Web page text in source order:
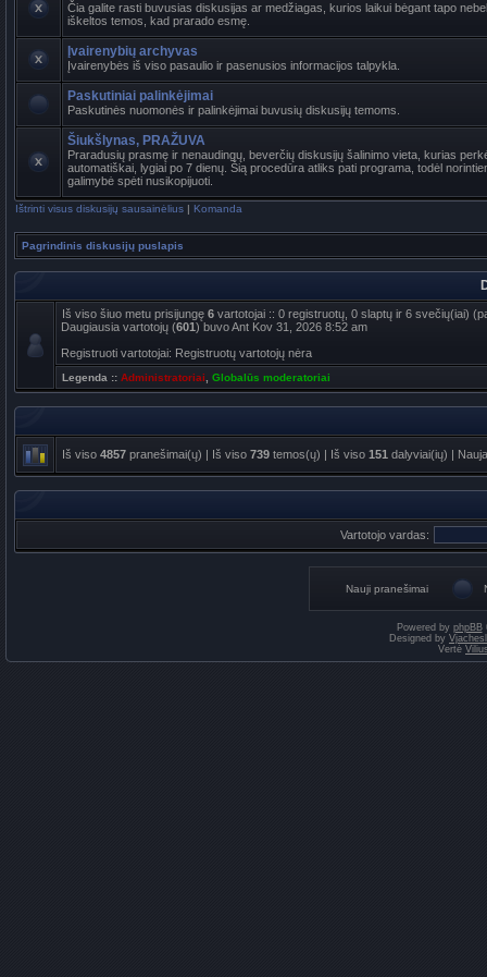
Čia galite rasti buvusias diskusijas ar medžiagas, kurios laikui bėgant tapo
iškeltos temos, kad prarado esmę.
Įvairenybių archyvas
Įvairenybės iš viso pasaulio ir pasenusios informacijos talpykla.
Paskutiniai palinkėjimai
Paskutinės nuomonės ir palinkėjimai buvusių diskusijų temoms.
Šiukšlynas, PRAŽUVA
Praradusių prasmę ir nenaudingų, beverčių diskusijų šalinimo vieta, kurias
automatiškai, lygiai po 7 dienų. Šią procedūra atliks pati programa, todėl
galimybė spėti nusikopijuoti.
Ištrinti visus diskusijų sausainėlius | Komanda
Pagrindinis diskusijų puslapis
Iš viso šiuo metu prisijungę 6 vartotojai :: 0 registruotų, 0 slaptų ir 6 svečių(iai)
Daugiausia vartotojų (601) buvo Ant Kov 31, 2026 8:52 am
Registruoti vartotojai: Registruotų vartotojų nėra
Legenda :: Administratoriai Globalūs moderatoriai
Iš viso 4857 pranešimai(ų) | Iš viso 739 temos(ų) | Iš viso 151 dalyviai(ių) |
Vartotojo vardas:
Nauji pranešimai
Powered by phpBB
Designed by
Vertė